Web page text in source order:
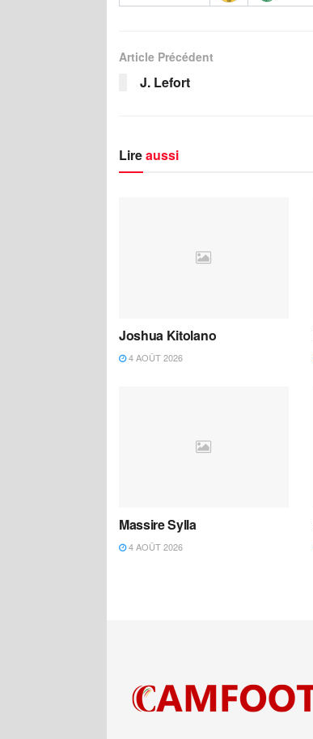
Article Précédent
J. Lefort
Lireaussi
Joshua Kitolano
4 AOÛT 2026
Massire Sylla
4 AOÛT 2026